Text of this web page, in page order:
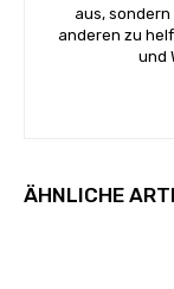
aus, sondern
anderen zu
und
ÄHNLICHE